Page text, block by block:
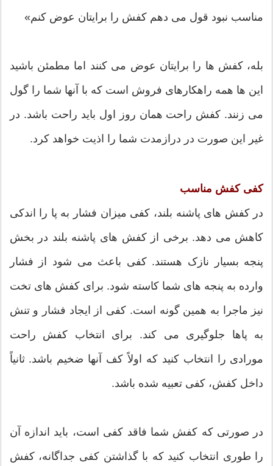
مناسب نبود قول می دهم کفش را برایتان عوض کنم»
بله، کفش ها را برایتان عوض می کنند اما مطمئن باشید
این ها همه راهکارهای فروش است که با آنها شما را گول
می زنند. کفش راحت همان روز اول باید راحت باشد. در
غیر این صورت در درازمدت شما را اذیت خواهد کرد.
کفی کفش مناسب
در کفش های پاشنه بلند، کفی میزان فشار به پا را اندکی
کاهش می دهد. برخی از کفش های پاشنه بلند در بخش
پنجه بسیار نازک هستند. کفی باعث می شود از فشار
وارده به پنجه های شما کاسته شود. برای کفش های تخت
نیز ماجرا به همین گونه است. کفی از ایجاد فشار و تنش
به پاها جلوگیری می کند. برای انتخاب کفش راحت
مورادی را انتخاب کنید که اولاً کف آنها ضخیم باشد. ثانیاً
داخل کفش، کفی تعبیه شده باشد.
در صورتی که کفش شما فاقد کفی است، باید اندازه آن
را طوری انتخاب کنید که با گذاشتن کفی جداگانه، کفش